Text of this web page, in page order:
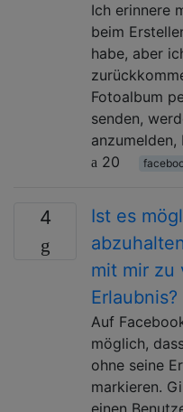
Ich erinnere
beim
habe, aber
Fotoalbum
senden,
20
4
Ist es
mit mir zu
Erlaubnis?
Auf
möglich,
ohne seine
markieren.
einen